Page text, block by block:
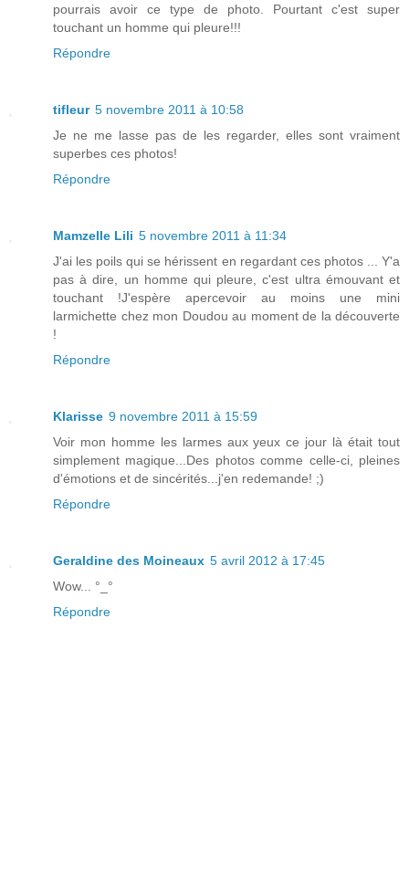
pourrais avoir ce type de photo. Pourtant c'est super
touchant un homme qui pleure!!!
Répondre
tifleur 5 novembre 2011 à 10:58
Je ne me lasse pas de les regarder, elles sont vraiment
superbes ces photos!
Répondre
Mamzelle Lili 5 novembre 2011 à 11:34
J'ai les poils qui se hérissent en regardant ces photos ... Y'a
pas à dire, un homme qui pleure, c'est ultra émouvant et
touchant !J'espère apercevoir au moins une mini
larmichette chez mon Doudou au moment de la découverte
!
Répondre
Klarisse 9 novembre 2011 à 15:59
Voir mon homme les larmes aux yeux ce jour là était tout
simplement magique...Des photos comme celle-ci, pleines
d'émotions et de sincérités...j'en redemande! ;)
Répondre
Geraldine des Moineaux 5 avril 2012 à 17:45
Wow... °_°
Répondre